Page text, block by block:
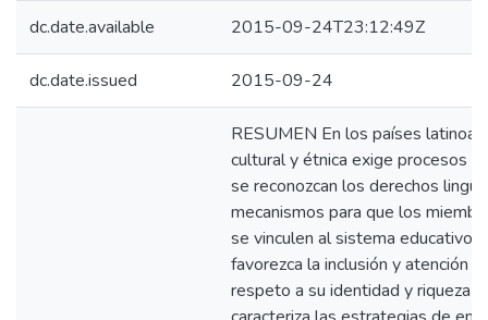
dc.date.available 2015-09-24T23:12:49Z
dc.date.issued 2015-09-24
RESUMEN En los países
cultural y étnica exige procesos
se reconozcan los derechos
mecanismos para que los
se vinculen al sistema educativo,
favorezca la inclusión y atención
respeto a su identidad y riqueza